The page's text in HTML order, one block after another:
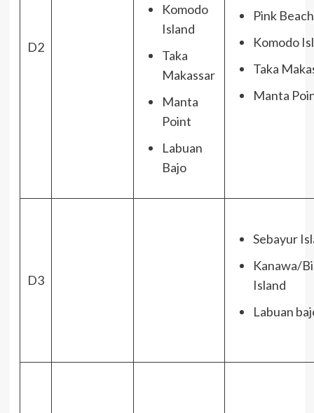
D2
Komodo
Island
Taka
Makassar
Manta
Point
Labuan
Bajo
Pink Beach
Komodo
Taka
Manta
D3
Sebayur
Kanawa/
Island
Labuan